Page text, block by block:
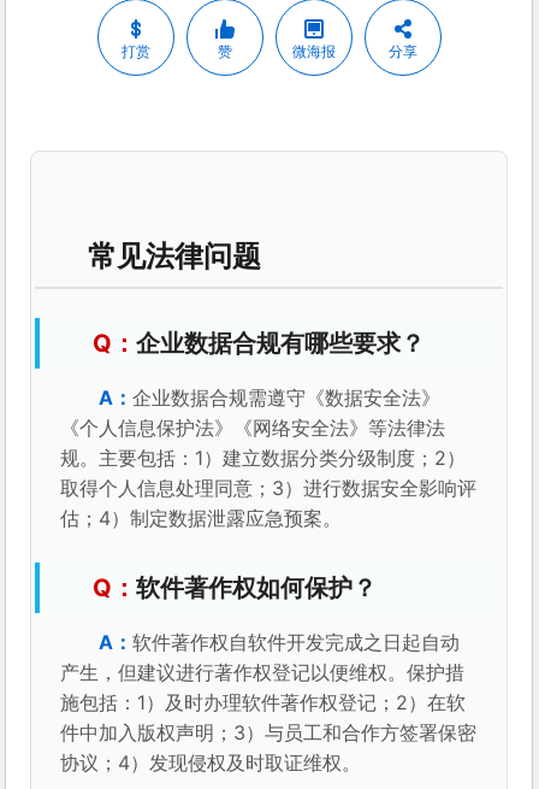
打赏 赞 微海报 分享
常见法律问题
企业数据合规有哪些要求？
企业数据合规需遵守《数据安全法》
《个人信息保护法》《网络安全法》等法律法
规。主要包括：1）建立数据分类分级制度；2）
取得个人信息处理同意；3）进行数据安全影响评
估；4）制定数据泄露应急预案。
软件著作权如何保护？
软件著作权自软件开发完成之日起自动
产生，但建议进行著作权登记以便维权。保护措
施包括：1）及时办理软件著作权登记；2）在软
件中加入版权声明；3）与员工和合作方签署保密
协议；4）发现侵权及时取证维权。